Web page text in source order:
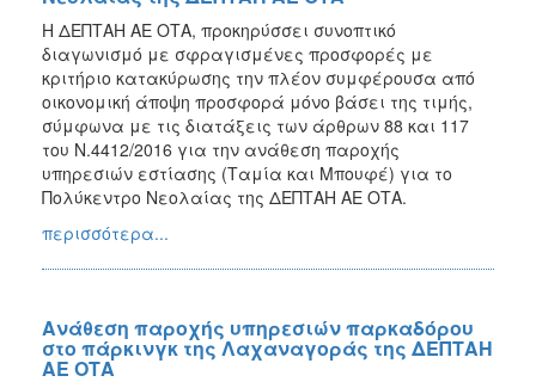
Η ΔΕΠΤΑΗ ΑΕ ΟΤΑ, προκηρύσσει συνοπτικό
διαγωνισμό με σφραγισμένες προσφορές με
κριτήριο κατακύρωσης την πλέον συμφέρουσα από
οικονομική άποψη προσφορά μόνο βάσει της τιμής,
σύμφωνα με τις διατάξεις των άρθρων 88 και 117
του Ν.4412/2016 για την ανάθεση παροχής
υπηρεσιών εστίασης (Ταμία και Μπουφέ) για το
Πολύκεντρο Νεολαίας της ΔΕΠΤΑΗ ΑΕ ΟΤΑ.
περισσότερα...
Ανάθεση παροχής υπηρεσιών παρκαδόρου
στο πάρκινγκ της Λαχαναγοράς της ΔΕΠΤΑΗ
ΑΕ ΟΤΑ